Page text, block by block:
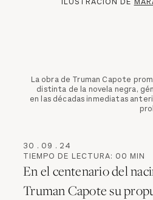
La obra de Truman Capote
distinta de la novela negra,
en las décadas inmediatas
30 . 09 . 24
TIEMPO DE LECTURA: 00 MIN
En el centenario del
Truman Capote su